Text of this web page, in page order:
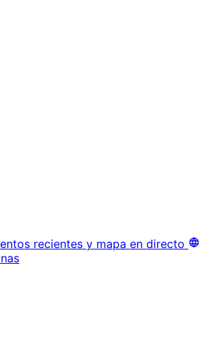
recientes y mapa en directo